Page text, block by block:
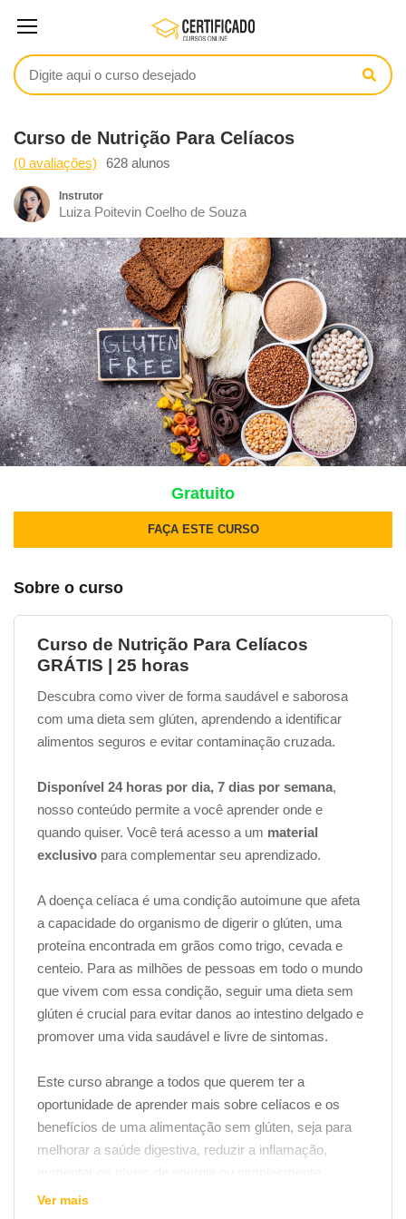
Curso de Nutrição Para Celíacos
(0 avaliações) 628 alunos
Instrutor
Luiza Poitevin Coelho de Souza
Gratuito
FAÇA ESTE CURSO
Sobre o curso
Curso de Nutrição Para Celíacos
GRÁTIS | 25 horas
Descubra como viver de forma saudável e saborosa
com uma dieta sem glúten, aprendendo a identificar
alimentos seguros e evitar contaminação cruzada.
Disponível 24 horas por dia, 7 dias por semana,
nosso conteúdo permite a você aprender onde e
quando quiser. Você terá acesso a um material
exclusivo para complementar seu aprendizado.
A doença celíaca é uma condição autoimune que afeta
a capacidade do organismo de digerir o glúten, uma
proteína encontrada em grãos como trigo, cevada e
centeio. Para as milhões de pessoas em todo o mundo
que vivem com essa condição, seguir uma dieta sem
glúten é crucial para evitar danos ao intestino delgado e
promover uma vida saudável e livre de sintomas.
Este curso abrange a todos que querem ter a
oportunidade de aprender mais sobre celíacos e os
benefícios de uma alimentação sem glúten, seja para
melhorar a saúde digestiva, reduzir a inflamação,
experimentar novas opções culinárias. Neste curso,
Ver mais